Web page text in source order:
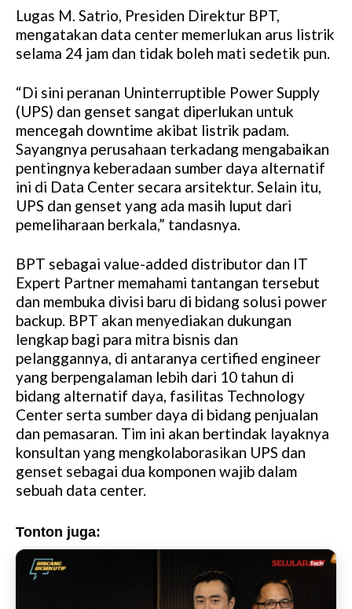
M
u
t
Lugas M. Satrio, Presiden Direktur BPT,
mengatakan data center memerlukan arus listrik
selama 24 jam dan tidak boleh mati sedetik pun.
“Di sini peranan Uninterruptible Power Supply
(UPS) dan genset sangat diperlukan untuk
mencegah downtime akibat listrik padam.
Sayangnya perusahaan terkadang mengabaikan
pentingnya keberadaan sumber daya alternatif
ini di Data Center secara arsitektur. Selain itu,
UPS dan genset yang ada masih luput dari
pemeliharaan berkala,” tandasnya.
BPT sebagai value-added distributor dan IT
Expert Partner memahami tantangan tersebut
dan membuka divisi baru di bidang solusi power
backup. BPT akan menyediakan dukungan
lengkap bagi para mitra bisnis dan
pelanggannya, di antaranya certified engineer
yang berpengalaman lebih dari 10 tahun di
bidang alternatif daya, fasilitas Technology
Center serta sumber daya di bidang penjualan
dan pemasaran. Tim ini akan bertindak layaknya
konsultan yang mengkolaborasikan UPS dan
genset sebagai dua komponen wajib dalam
sebuah data center.
Tonton juga: